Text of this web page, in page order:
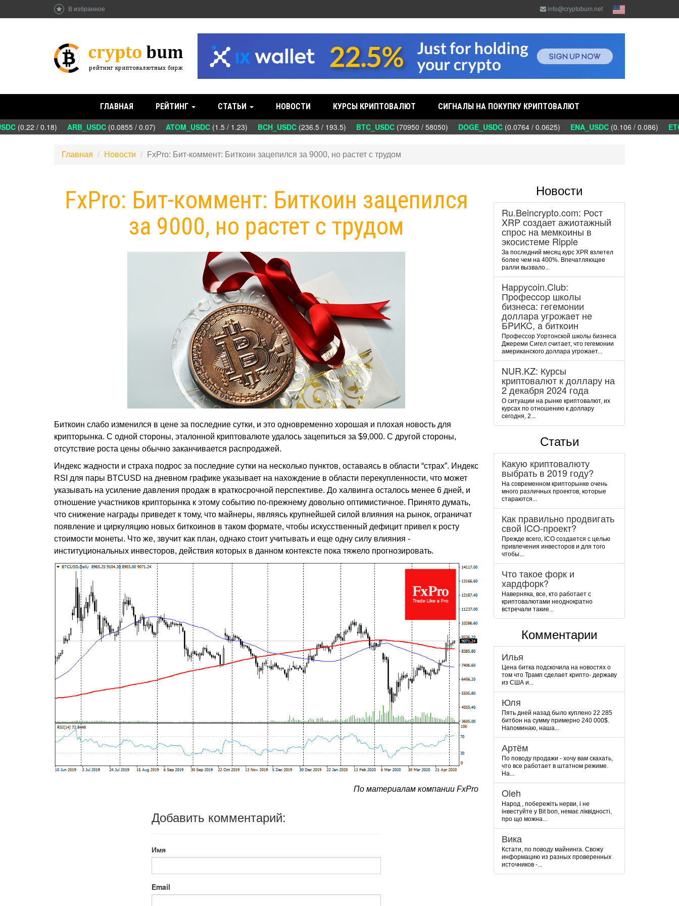
В избранное info@cryptobum.net
ГЛАВНАЯ РЕЙТИНГ СТАТЬИ НОВОСТИ КУРСЫ КРИПТОВАЛЮТ СИГНАЛЫ НА ПОКУПКУ КРИПТОВАЛЮТ
(0.22 / 0.18) ARB_USDC(0.0855 / 0.07) ATOM_USDC(1.5 / 1.23) BCH_USDC(236.5 / 193.5) BTC_USDC(70950 / 58050) DOGE_USDC(0.0764 / 0.0625) ENA_USDC(0.106 / 0.086)
Главная Новости FxPro: Бит-коммент: Биткоин зацепился за 9000, но растет с трудом
FxPro: Бит-коммент: Биткоин зацепился
за 9000, но растет с трудом
Биткоин слабо изменился в цене за последние сутки, и это одновременно хорошая и плохая новость для
крипторынка. С одной стороны, эталонной криптовалюте удалось зацепиться за $9,000. С другой стороны,
отсутствие роста цены обычно заканчивается распродажей.
Индекс жадности и страха подрос за последние сутки на несколько пунктов, оставаясь в области “страх”. Индекс
RSI для пары BTCUSD на дневном графике указывает на нахождение в области перекупленности, что может
указывать на усиление давления продаж в краткосрочной перспективе. До халвинга осталось менее 6 дней, и
отношение участников крипторынка к этому событию по-прежнему довольно оптимистичное. Принято думать,
что снижение награды приведет к тому, что майнеры, являясь крупнейшей силой влияния на рынок, ограничат
появление и циркуляцию новых биткоинов в таком формате, чтобы искусственный дефицит привел к росту
стоимости монеты. Что же, звучит как план, однако стоит учитывать и еще одну силу влияния -
институциональных инвесторов, действия которых в данном контексте пока тяжело прогнозировать.
По материалам компании FxPro
Добавить комментарий:
Имя
Email
Новости
Ru.Beincrypto.com: Рост
XRP создает ажиотажный
спрос на мемкоины в
экосистеме Ripple
За последний месяц курс XPR взлетел
более чем на 400%. Впечатляющее
ралли вызвало...
Happycoin.Club:
Пpoфeccop шкoлы
бизнeca: гeгeмoнии
дoллapa угpoжaeт нe
БPИKC, a биткoин
Пpoфeccop Уopтoнcкoй шкoлы бизнeca
Джepeми Cигeл cчитaeт, чтo гeгeмoнии
aмepикaнcкoгo дoллapa угpoжaeт...
NUR.KZ: Курсы
криптовалют к доллару на
2 декабря 2024 года
О ситуации на рынке криптовалют, их
курсах по отношению к доллару
сегодня, 2...
Статьи
Какую криптовалюту
выбрать в 2019 году?
На современном крипторынке очень
много различных проектов, которые
стараются...
Как правильно продвигать
свой ICO-проект?
Прежде всего, ICO создается с целью
привлечения инвесторов и для того
чтобы...
Что такое форк и
хардфорк?
Наверняка, все, кто работает с
криптовалютами неоднократно
встречали такие...
Комментарии
Илья
Цена битка подскочила на новостях о
том что Трамп сделает крипто- державу
из США и...
Юля
Пять дней назад было куплено 22 285
битбон на сумму примерно 240 000$.
Напоминаю, наша...
Артём
По поводу продажи - хочу вам скахать,
что все работает в штатном режиме.
На...
Oleh
Народ , побережіть нерви, і не
інвестуйте у Bit bon, немає ліквідності,
про що можна...
Вика
Кстати, по поводу майнинга. Свожу
информацию из разных проверенных
источников -...